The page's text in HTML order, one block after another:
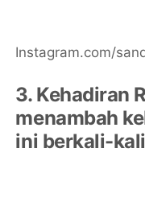
Instagram.com/
3. Kehadiran
menambah
ini berkali-